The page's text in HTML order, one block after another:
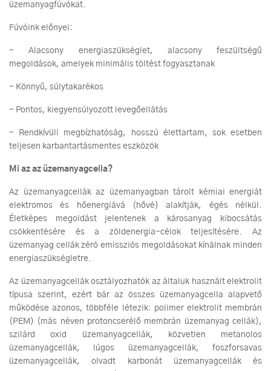
üzemanyagfúvókat.
Fúvóink előnyei:
- Alacsony energiaszükséglet, alacsony feszültségű
megoldások, amelyek minimális töltést fogyasztanak
- Könnyű, súlytakarékos
- Pontos, kiegyensúlyozott levegőellátás
- Rendkívüli megbízhatóság, hosszú élettartam, sok esetben
teljesen karbantartásmentes eszközök
Mi az az üzemanyagcella?
Az üzemanyagcellák az üzemanyagban tárolt kémiai energiát
elektromos és hőenergiává (hővé) alakítják, égés nélkül.
Életképes megoldást jelentenek a károsanyag kibocsátás
csökkentésére és a zöldenergia-célok teljesítésére. Az
üzemanyag cellák zéró emissziós megoldásokat kínálnak minden
energiaszükségletre.
Az üzemanyagcellák osztályozhatók az általuk használt elektrolit
típusa szerint, ezért bár az összes üzemanyagcella alapvető
működése azonos, többféle létezik: polimer elektrolit membrán
(PEM) (más néven protoncserélő membrán üzemanyag cellák),
szilárd oxid üzemanyagcellák, közvetlen metanolos
üzemanyagcellák, lúgos üzemanyagcellák, foszforsavas
üzemanyagcellák, olvadt karbonát üzemanyagcellák és